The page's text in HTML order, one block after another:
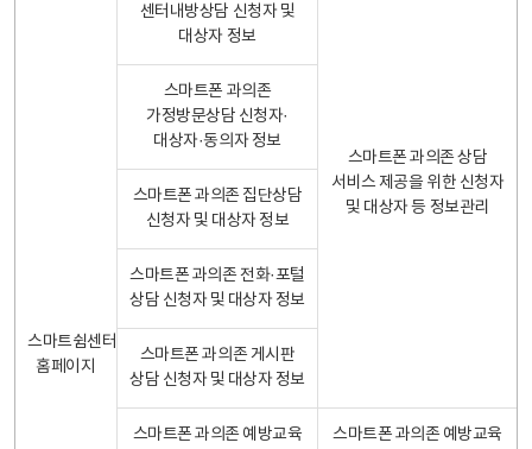
스마트쉼센터
홈페이지
센터내방상담 신청자 및
대상자 정보
스마트폰 과의존 상담
서비스 제공을 위한 신청자
및 대상자 등 정보관리
스마트폰 과의존
가정방문상담 신청자·
대상자·동의자 정보
스마트폰 과의존 집단상담
신청자 및 대상자 정보
스마트폰 과의존 전화·포털
상담 신청자 및 대상자 정보
스마트폰 과의존 게시판
상담 신청자 및 대상자 정보
스마트폰 과의존 예방교육
스마트폰 과의존 예방교육